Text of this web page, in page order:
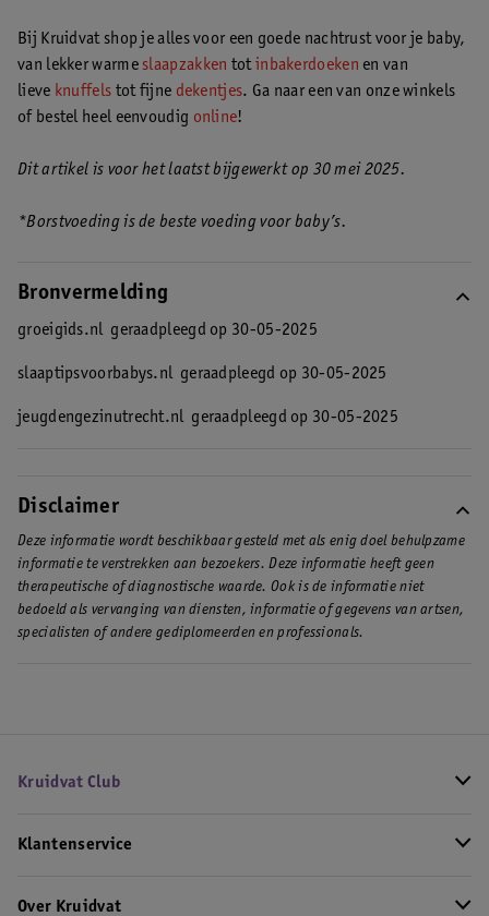
Bij Kruidvat shop je alles voor een goede nachtrust voor je baby,
van lekker warme slaapzakken totinbakerdoeken en van
lieve knuffels tot fijne dekentjes. Ga naar een van onze winkels
of bestel heel eenvoudig online!
Dit artikel is voor het laatst bijgewerkt op 30 mei 2025.
*Borstvoeding is de beste voeding voor baby’s.
Bronvermelding
groeigids.nl geraadpleegd op 30-05-2025
slaaptipsvoorbabys.nl geraadpleegd op 30-05-2025
jeugdengezinutrecht.nl geraadpleegd op 30-05-2025
Disclaimer
Deze informatie wordt beschikbaar gesteld met als enig doel behulpzame
informatie te verstrekken aan bezoekers. Deze informatie heeft geen
therapeutische of diagnostische waarde. Ook is de informatie niet
bedoeld als vervanging van diensten, informatie of gegevens van artsen,
specialisten of andere gediplomeerden en professionals.
Kruidvat Club
Klantenservice
Over Kruidvat